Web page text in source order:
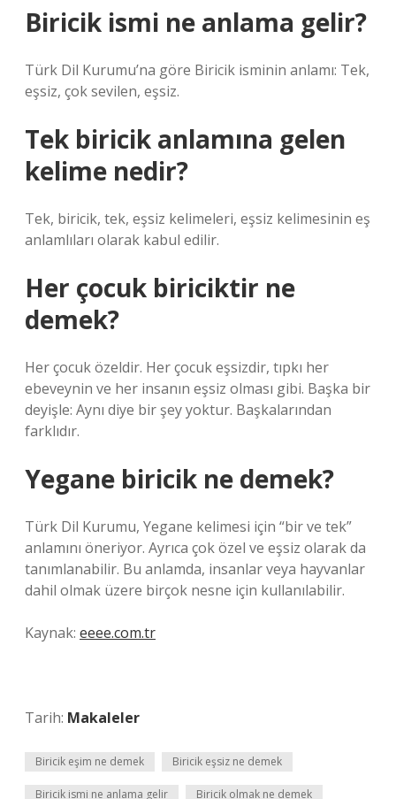
Biricik ismi ne anlama gelir?
Türk Dil Kurumu’na göre Biricik isminin anlamı: Tek,
eşsiz, çok sevilen, eşsiz.
Tek biricik anlamına gelen
kelime nedir?
Tek, biricik, tek, eşsiz kelimeleri, eşsiz kelimesinin eş
anlamlıları olarak kabul edilir.
Her çocuk biriciktir ne
demek?
Her çocuk özeldir. Her çocuk eşsizdir, tıpkı her
ebeveynin ve her insanın eşsiz olması gibi. Başka bir
deyişle: Aynı diye bir şey yoktur. Başkalarından
farklıdır.
Yegane biricik ne demek?
Türk Dil Kurumu, Yegane kelimesi için “bir ve tek”
anlamını öneriyor. Ayrıca çok özel ve eşsiz olarak da
tanımlanabilir. Bu anlamda, insanlar veya hayvanlar
dahil olmak üzere birçok nesne için kullanılabilir.
Kaynak: eeee.com.tr
Tarih: Makaleler
Biricik eşim ne demek Biricik eşsiz ne demek
Biricik ismi ne anlama gelir Biricik olmak ne demek